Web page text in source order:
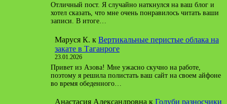
Отличный пост. Я случайно наткнулся на ваш блог и
хотел сказать, что мне очень понравилось читать ваши
записи. В итоге…
Маруся К. к Вертикальные перистые облака на
закате в Таганроге
23.01.2026
Привет из Азова! Мне ужасно скучно на работе,
поэтому я решила полистать ваш сайт на своем айфоне
во время обеденного…
Анастасия Александровна к Голуби разносчики